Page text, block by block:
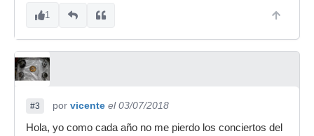
1
#3 por vicente el 03/07/2018
Hola, yo como cada año no me pierdo los conciertos del